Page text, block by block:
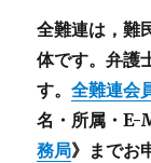
全難連は，難
体です。弁護
す。全難連会
名・所属・E-
務局》までお